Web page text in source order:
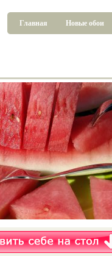
Главная Новые обои